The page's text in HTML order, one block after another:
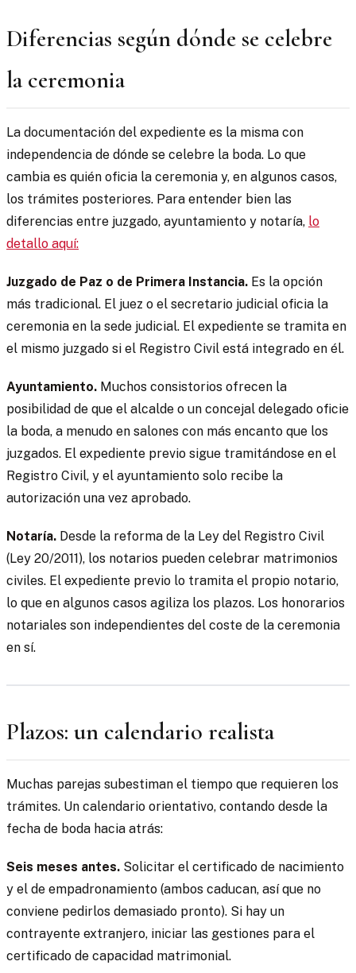
Diferencias según dónde se celebre
la ceremonia
La documentación del expediente es la misma con
independencia de dónde se celebre la boda. Lo que
cambia es quién oficia la ceremonia y, en algunos casos,
los trámites posteriores. Para entender bien las
diferencias entre juzgado, ayuntamiento y notaría, lo
detallo aquí:
Juzgado de Paz o de Primera Instancia. Es la opción
más tradicional. El juez o el secretario judicial oficia la
ceremonia en la sede judicial. El expediente se tramita en
el mismo juzgado si el Registro Civil está integrado en él.
Ayuntamiento. Muchos consistorios ofrecen la
posibilidad de que el alcalde o un concejal delegado oficie
la boda, a menudo en salones con más encanto que los
juzgados. El expediente previo sigue tramitándose en el
Registro Civil, y el ayuntamiento solo recibe la
autorización una vez aprobado.
Notaría. Desde la reforma de la Ley del Registro Civil
(Ley 20/2011), los notarios pueden celebrar matrimonios
civiles. El expediente previo lo tramita el propio notario,
lo que en algunos casos agiliza los plazos. Los honorarios
notariales son independientes del coste de la ceremonia
en sí.
Plazos: un calendario realista
Muchas parejas subestiman el tiempo que requieren los
trámites. Un calendario orientativo, contando desde la
fecha de boda hacia atrás:
Seis meses antes. Solicitar el certificado de nacimiento
y el de empadronamiento (ambos caducan, así que no
conviene pedirlos demasiado pronto). Si hay un
contrayente extranjero, iniciar las gestiones para el
certificado de capacidad matrimonial.